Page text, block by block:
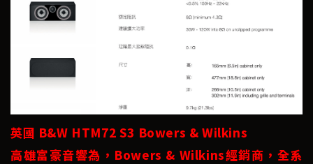
英國 B&W HTM72 S3 Bowers & Wilkins
高雄富豪音響為，Bowers & Wilkins經銷商，全系